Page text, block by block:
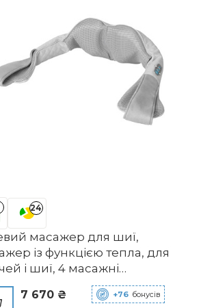
24
масажер для шиї,
із функцією тепла, для
і шиї, 4 масажні
3 рівні швидкості,
прати, вбудована
7 670 ₴ +76 бонусів